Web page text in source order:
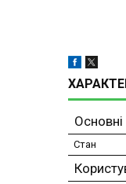
Основні
Стан